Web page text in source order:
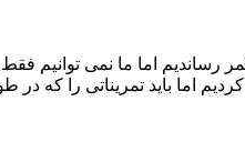
رساندیم اما ما نمی توانیم
اما باید تمریناتی را که